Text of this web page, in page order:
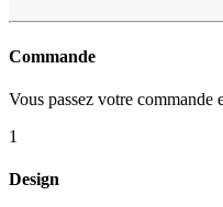
Commande
Vous passez votre commande
1
Design